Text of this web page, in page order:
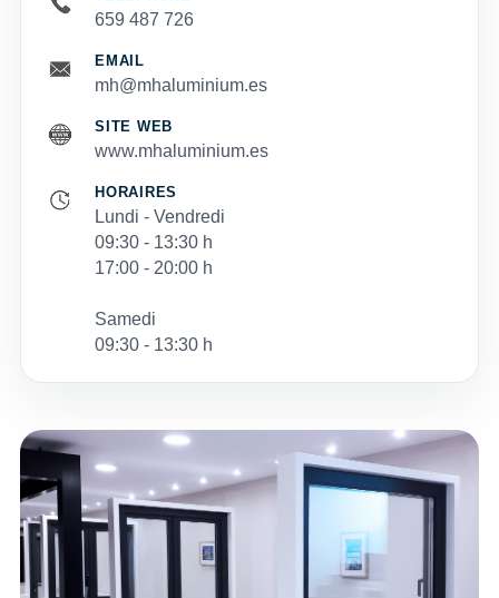
659 487 726
EMAIL
mh@mhaluminium.es
SITE WEB
www.mhaluminium.es
HORAIRES
Lundi - Vendredi
09:30 - 13:30 h
17:00 - 20:00 h
Samedi
09:30 - 13:30 h